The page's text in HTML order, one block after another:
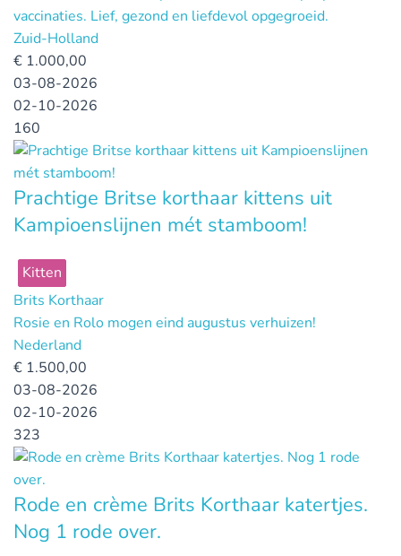
vaccinaties. Lief, gezond en liefdevol opgegroeid.
Zuid-Holland
€ 1.000,00
03-08-2026
02-10-2026
160
Prachtige Britse korthaar kittens uit
Kampioenslijnen mét stamboom!
Kitten
Brits Korthaar
Rosie en Rolo mogen eind augustus verhuizen!
Nederland
€ 1.500,00
03-08-2026
02-10-2026
323
Rode en crème Brits Korthaar katertjes.
Nog 1 rode over.